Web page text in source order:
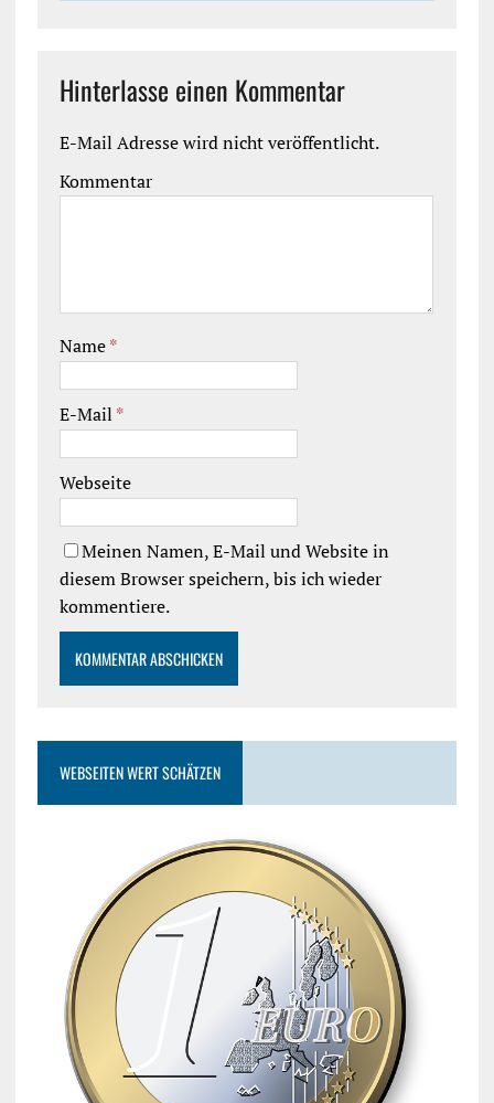
Hinterlasse einen Kommentar
E-Mail Adresse wird nicht veröffentlicht.
Kommentar
Name*
E-Mail *
Webseite
Meinen Namen, E-Mail und Website in
diesem Browser speichern, bis ich wieder
kommentiere.
WEBSEITEN WERT SCHÄTZEN